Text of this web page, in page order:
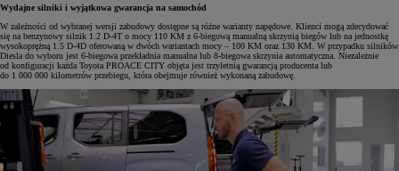
Wydajne silniki i wyjątkowa gwarancja na samochód
W zależności od wybranej wersji zabudowy dostępne są różne warianty napędowe. Klienci mogą zdecydować
się na benzynowy silnik 1.2 D-4T o mocy 110 KM z 6-biegową manualną skrzynią biegów lub na jednostkę
wysokoprężną 1.5 D-4D oferowaną w dwóch wariantach mocy – 100 KM oraz 130 KM. W przypadku silników
Diesla do wyboru jest 6-biegowa przekładnia manualna lub 8-biegowa skrzynia automatyczna. Niezależnie
od konfiguracji każda Toyota PROACE CITY objęta jest trzyletnią gwarancją producenta lub
do 1 000 000 kilometrów przebiegu, która obejmuje również wykonaną zabudowę.